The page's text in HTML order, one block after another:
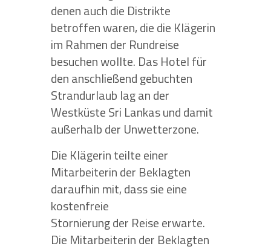
denen auch die Distrikte
betroffen waren, die die Klägerin
im Rahmen der Rundreise
besuchen wollte. Das Hotel für
den anschließend gebuchten
Strandurlaub lag an der
Westküste Sri Lankas und damit
außerhalb der Unwetterzone.
Die Klägerin teilte einer
Mitarbeiterin der Beklagten
daraufhin mit, dass sie eine
kostenfreie
Stornierung der Reise erwarte.
Die Mitarbeiterin der Beklagten